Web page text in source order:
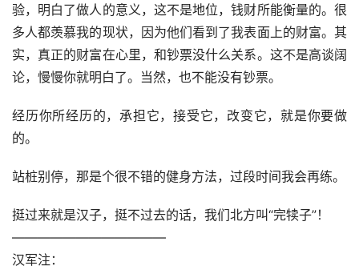
验，明白了做人的意义，这不是地位，钱财所能衡量的。很
多人都羡慕我的现状，因为他们看到了我表面上的财富。其
实，真正的财富在心里，和钞票没什么关系。这不是高谈阔
论，慢慢你就明白了。当然，也不能没有钞票。
经历你所经历的，承担它，接受它，改变它，就是你要做
的。
站桩别停，那是个很不错的健身方法，过段时间我会再练。
挺过来就是汉子，挺不过去的话，我们北方叫“完犊子”！
————————————
汉军注：